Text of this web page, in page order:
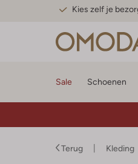
Kies zelf je
Sale Schoenen
Terug Kleding